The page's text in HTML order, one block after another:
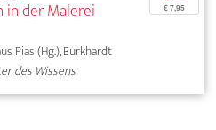
in der Malerei
Pias (Hg.), Burkhardt
des Wissens
€ 7,95